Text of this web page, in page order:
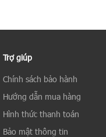
Trợ giúp
Chính sách bảo hành
Hướng dẫn mua hàng
Hình thức thanh toán
Bảo mật thông tin